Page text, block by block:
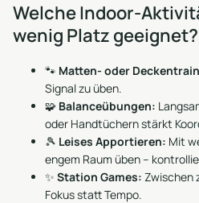
Welche Indoor-
wenig Platz geeignet?
🐾 Matten- oder
Signal zu üben.
🧩 Balanceübungen:
oder Handtüchern stärkt
🎾 Leises Apportieren: Mit
engem Raum üben –
✨ Station Games: Zwischen
Fokus statt Tempo.